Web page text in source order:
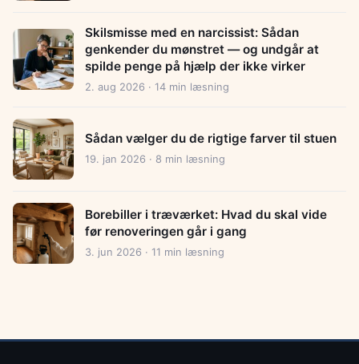
Skilsmisse med en narcissist: Sådan
genkender du mønstret — og undgår at
spilde penge på hjælp der ikke virker
2. aug 2026 · 14 min læsning
Sådan vælger du de rigtige farver til stuen
19. jan 2026 · 8 min læsning
Borebiller i træværket: Hvad du skal vide
før renoveringen går i gang
3. jun 2026 · 11 min læsning